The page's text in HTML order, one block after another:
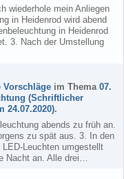
wiederhole mein Anliegen
in Heidenrod wird abend
in Heidenrod
3. Nach der Umstellung
im Thema 07.
(Schriftlicher
24.07.2020).
abends zu früh an.
zu spät aus. 3. In den
Leuchten umgestellt
Nacht an. Alle drei…